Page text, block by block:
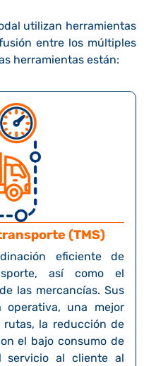
utilizan herramientas
entre los múltiples
herramientas están:
(TMS)
eficiente de
así como el
las mercancías. Sus
operativa, una mejor
la reducción de
el bajo consumo de
servicio al cliente al